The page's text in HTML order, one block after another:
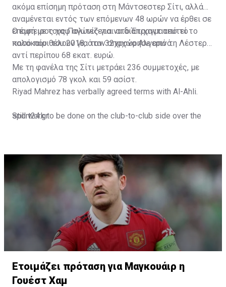
ακόμα επίσημη πρόταση στη Μάντσεστερ Σίτι, αλλά
αναμένεται εντός των επόμενων 48 ωρών να έρθει σε
επαφή με τους Πολίτες για να διαπραγματευτεί το
ποσό που θέλουν για τον 32χρονο Αλγερινό.
Ο έμπειρος χαφ αγωνίζεται στο Έτιχαντ από το
καλοκαίρι του 2018, όταν αποχώρησε από τη Λέστερ
αντί περίπου 68 εκατ. ευρώ.
Με τη φανέλα της Σίτι μετράει 236 συμμετοχές, με
απολογισμό 78 γκολ και 59 ασίστ.
Riyad Mahrez has verbally agreed terms with Al-Ahli.
Still work to be done on the club-to-club side over the
Al-Ahli hope to move fast.🇸🇦
pic.twitter.com/Z0SmniQXIP
— Ben Jacobs (@JacobsBen)
July 15, 2023
sport24.gr
Ετοιμάζει πρόταση για Μαγκουάιρ η
Γουέστ Χαμ